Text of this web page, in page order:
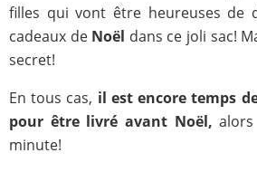
filles qui vont être heureuses de
cadeaux de Noël dans ce joli sac!
secret!
En tous cas, il est encore temps
pour être livré avant Noël,
minute!